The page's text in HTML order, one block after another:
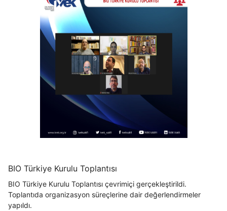
BIO Türkiye Kurulu Toplantısı
BIO Türkiye Kurulu Toplantısı çevrimiçi gerçekleştirildi.
Toplantıda organizasyon süreçlerine dair değerlendirmeler
yapıldı.